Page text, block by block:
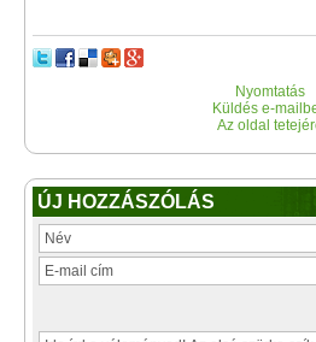
Nyomtatás
Küldés e-
Az oldal
ÚJ HOZZÁSZÓLÁS